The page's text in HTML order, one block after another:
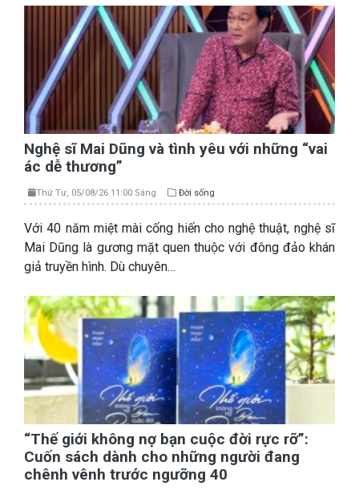
Nghệ sĩ Mai Dũng và tình yêu với những “vai
ác dễ thương”
Thứ Tư, 05/08/26 11:00 Sáng Đời sống
Với 40 năm miệt mài cống hiến cho nghệ thuật, nghệ sĩ
Mai Dũng là gương mặt quen thuộc với đông đảo khán
giả truyền hình. Dù chuyên…
“Thế giới không nợ bạn cuộc đời rực rỡ”:
Cuốn sách dành cho những người đang
chênh vênh trước ngưỡng 40